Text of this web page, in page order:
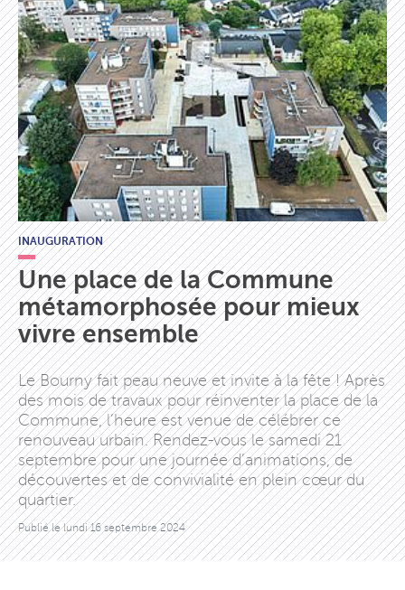
INAUGURATION
Une place de la Commune
métamorphosée pour mieux
vivre ensemble
Le Bourny fait peau neuve et invite à la fête ! Après
des mois de travaux pour réinventer la place de la
Commune, l’heure est venue de célébrer ce
renouveau urbain. Rendez-vous le samedi 21
septembre pour une journée d’animations, de
découvertes et de convivialité en plein cœur du
quartier.
Publié lelundi 16 septembre 2024